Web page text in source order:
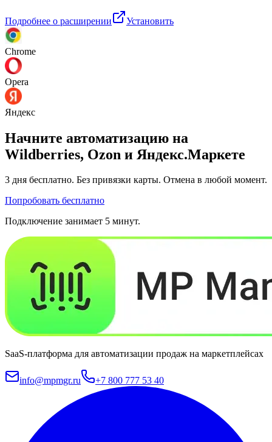
Подробнее о расширении Установить
Chrome
Opera
Яндекс
Начните автоматизацию на
Wildberries, Ozon и Яндекс.Маркете
3 дня бесплатно. Без привязки карты. Отмена в любой момент.
Попробовать бесплатно
Подключение занимает 5 минут.
SaaS-платформа для автоматизации продаж на маркетплейсах
info@mpmgr.ru +7 800 777 53 40